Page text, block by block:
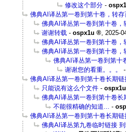
修改这个部分 -
佛典AI译丛第一卷到第十卷，转
佛典AI译丛第一卷到第十卷，
谢谢转载 - ospx1u
2025-
佛典AI译丛第一卷到第十卷，
佛典AI译丛第一卷到第十卷，
佛典AI译丛第一卷到第十
谢谢您的看重。。。
-
佛典AI译丛第一卷到第十卷长期
只能说有这么个文件 - ospx1u
佛典AI译丛第一卷到第十卷长
不能很精确的知道...
-
佛典AI译丛第一卷到第十卷长期
佛典AI译丛第九卷临时链接